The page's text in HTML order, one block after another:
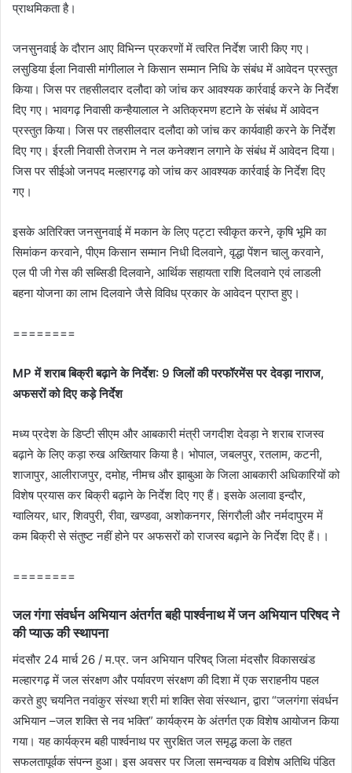
प्राथमिकता है।
जनसुनवाई के दौरान आए विभिन्न प्रकरणों में त्वरित निर्देश जारी किए गए।
लसुडिया ईला निवासी मांगीलाल ने किसान सम्‍मान निधि के संबंध में आवेदन प्रस्‍तुत
किया। जिस पर त‍हसीलदार दलौदा को जांच कर आवश्यक कार्रवाई करने के निर्देश
दिए गए। भावगढ़ निवासी कन्‍हैयालाल ने अतिक्रमण हटाने के संबंध में आवेदन
प्रस्‍तुत किया। जिस पर त‍हसीलदार दलौदा को जांच कर कार्यवाही करने के निर्देश
दिए गए। ईरली निवासी तेजराम ने नल कनेक्‍शन लगाने के संबंध में आवेदन दिया।
जिस पर सीईओ जनपद मल्‍‍हारगढ़ को जांच कर आवश्यक कार्रवाई के निर्देश दिए
गए।
इसके अतिरिक्त जनसुनवाई में मकान के लिए पट्टा स्वीकृत करने, कृषि भूमि का
सिमांकन करवाने, पीएम किसान सम्‍मान निधी दिलवाने, वृद्धा पेंशन चालु करवाने,
एल पी जी गेस की सब्सि‍डी दिलवाने, आर्थिक सहायता राशि दिलवाने एवं लाडली
बहना योजना का लाभ दिलवाने जैसे विविध प्रकार के आवेदन प्राप्त हुए।
========
MP में शराब बिक्री बढ़ाने के निर्देश: 9 जिलों की परफॉरमेंस पर देवड़ा नाराज,
अफसरों को दिए कड़े निर्देश
मध्य प्रदेश के डिप्टी सीएम और आबकारी मंत्री जगदीश देवड़ा ने शराब राजस्व
बढ़ाने के लिए कड़ा रुख अख्तियार किया है। भोपाल, जबलपुर, रतलाम, कटनी,
शाजापुर, आलीराजपुर, दमोह, नीमच और झाबुआ के जिला आबकारी अधिकारियों को
विशेष प्रयास कर बिक्री बढ़ाने के निर्देश दिए गए हैं। इसके अलावा इन्दौर,
ग्वालियर, धार, शिवपुरी, रीवा, खण्डवा, अशोकनगर, सिंगरौली और नर्मदापुरम में
कम बिक्री से संतुष्ट नहीं होने पर अफसरों को राजस्व बढ़ाने के निर्देश दिए हैं।।
========
जल गंगा संवर्धन अभियान अंतर्गत बही पार्श्‍वनाथ में जन अभियान परिषद ने
की प्याऊ की स्थापना
मंदसौर 24 मार्च 26 / म.प्र. जन अभियान परिषद् जिला मंदसौर विकासखंड
मल्‍हारगढ़ में जल संरक्षण और पर्यावरण संरक्षण की दिशा में एक सराहनीय पहल
करते हुए चयनित नवांकुर संस्‍था श्री मां शक्ति सेवा संस्थान, द्वारा “जलगंगा संवर्धन
अभियान –जल शक्ति से नव भक्ति” कार्यक्रम के अंतर्गत एक विशेष आयोजन किया
गया। यह कार्यक्रम बही पार्श्‍वनाथ पर सुरक्षित जल समृद्ध कला के तहत
सफलतापूर्वक संपन्न हुआ। इस अवसर पर जिला समन्‍वयक व विशेष अतिथि पंडित